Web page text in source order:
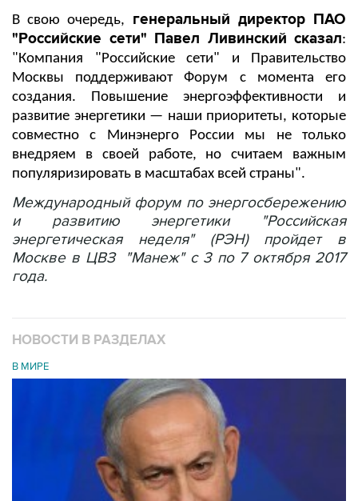
В свою очередь, генеральный директор ПАО
"Российские сети" Павел Ливинский сказал:
"Компания "Российские сети" и Правительство
Москвы поддерживают Форум с момента его
создания. Повышение энергоэффективности и
развитие энергетики — наши приоритеты, которые
совместно с Минэнерго России мы не только
внедряем в своей работе, но считаем важным
популяризировать в масштабах всей страны".
Международный форум по энергосбережению
и развитию энергетики "Российская
энергетическая неделя" (РЭН) пройдет в
Москве в ЦВЗ "Манеж" с 3 по 7 октября 2017
года.
НОВОСТИ В РАЗДЕЛАХ
В МИРЕ